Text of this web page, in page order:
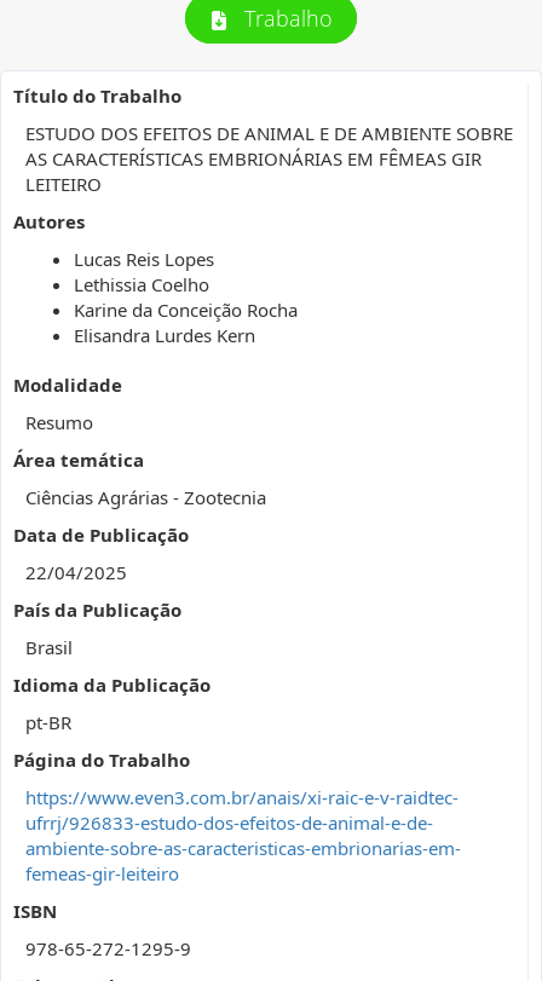
Trabalho
Título do Trabalho
ESTUDO DOS EFEITOS DE ANIMAL E DE AMBIENTE SOBRE
AS CARACTERÍSTICAS EMBRIONÁRIAS EM FÊMEAS GIR
LEITEIRO
Autores
Lucas Reis Lopes
Lethissia Coelho
Karine da Conceição Rocha
Elisandra Lurdes Kern
Modalidade
Resumo
Área temática
Ciências Agrárias - Zootecnia
Data de Publicação
22/04/2025
País da Publicação
Brasil
Idioma da Publicação
pt-BR
Página do Trabalho
https://www.even3.com.br/anais/xi-raic-e-v-raidtec-
ufrrj/926833-estudo-dos-efeitos-de-animal-e-de-
ambiente-sobre-as-caracteristicas-embrionarias-em-
femeas-gir-leiteiro
ISBN
978-65-272-1295-9